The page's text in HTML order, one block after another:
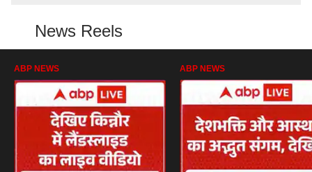
News Reels
ABP NEWS ABP NEWS